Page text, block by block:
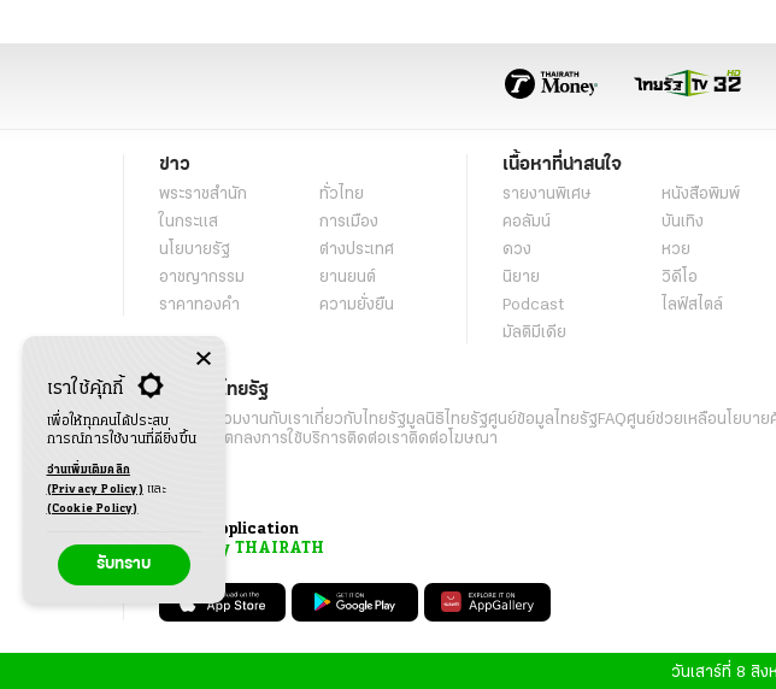
ข่าว
พระราชสำนัก
ทั่วไทย
ในกระแส
การเมือง
นโยบายรัฐ
ต่างประเทศ
อาชญากรรม
ยานยนต์
ราคาทองคำ
ความยั่งยืน
เนื้อหาที่น่าสนใจ
รายงานพิเศษ
หนังสือพิมพ์
คอลัมน์
บันเทิง
ดวง
หวย
นิยาย
วิดีโอ
Podcast
ไลฟ์สไตล์
มัลติมีเดีย
เกี่ยวกับไทยรัฐ
กิจกรรม ร่วมงานกับเราเกี่ยวกับไทยรัฐมูลนิธิไทยรัฐศูนย์ข้อมูลไทยรัฐFAQศูนย์ช่วยเหลือนโยบา
เงื่อนไขข้อตกลงการใช้บริการติดต่อเราติดต่อโฆษณา
Application
My THAIRATH
วันเสาร์ที่ 8 สิง
เราใช้คุ้กกี้
เพื่อให้ทุกคนได้ประสบ
การณ์การใช้งานที่ดียิ่งขึ้น
อ่านเพิ่มเติมคลิก
(Privacy Policy) และ
(Cookie Policy)
รับทราบ